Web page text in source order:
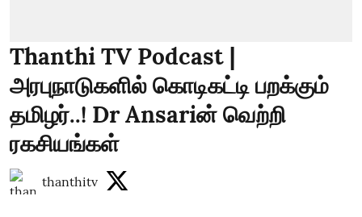
Thanthi TV Podcast |
அரபுநாடுகளில் கொடிகட்டி பறக்கும்
தமிழர்..! Dr Ansariன் வெற்றி
ரகசியங்கள்
thanthitv